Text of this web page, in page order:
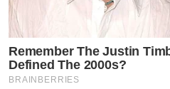
Remember The Justin
Defined The 2000s?
BRAINBERRIES